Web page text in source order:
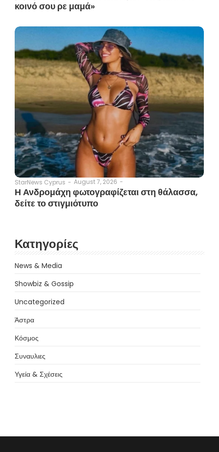
κοινό σου ρε μαμά»
StarNews Cyprus - August 7, 2026 -
Η Ανδρομάχη φωτογραφίζεται στη θάλασσα,
δείτε το στιγμιότυπο
Κατηγορίες
News & Media
Showbiz & Gossip
Uncategorized
Άστρα
Κόσμος
Συναυλιες
Υγεία & Σχέσεις